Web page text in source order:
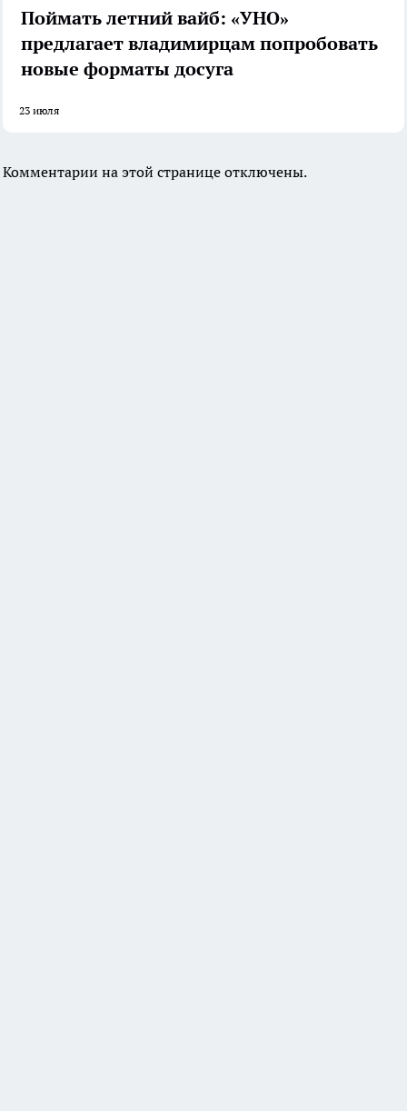
Поймать летний вайб: «УНО»
предлагает владимирцам попробовать
новые форматы досуга
23 июля
Комментарии на этой странице отключены.